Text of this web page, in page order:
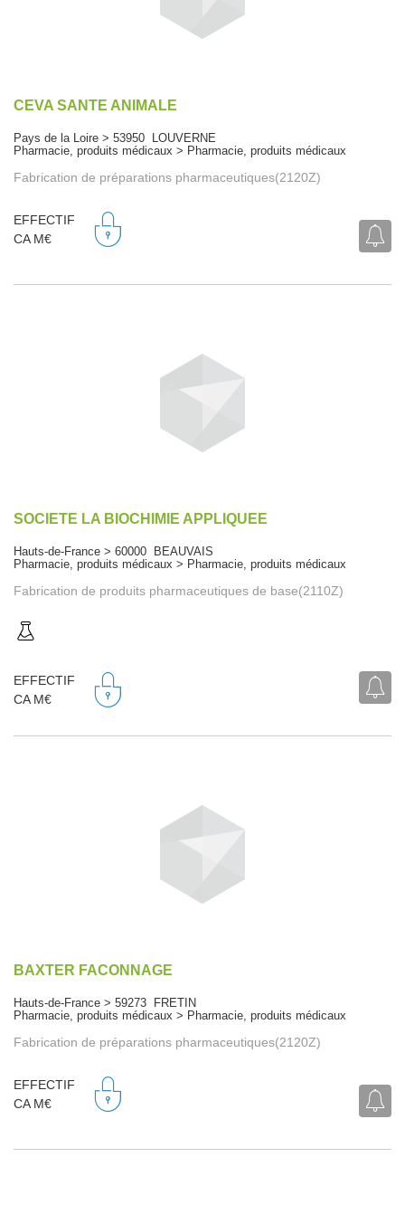
CEVA SANTE ANIMALE
Pays de la Loire > 53950 LOUVERNE
Pharmacie, produits médicaux > Pharmacie, produits médicaux
Fabrication de préparations pharmaceutiques(2120Z)
EFFECTIF
CA M€
SOCIETE LA BIOCHIMIE APPLIQUEE
Hauts-de-France > 60000 BEAUVAIS
Pharmacie, produits médicaux > Pharmacie, produits médicaux
Fabrication de produits pharmaceutiques de base(2110Z)
EFFECTIF
CA M€
BAXTER FACONNAGE
Hauts-de-France > 59273 FRETIN
Pharmacie, produits médicaux > Pharmacie, produits médicaux
Fabrication de préparations pharmaceutiques(2120Z)
EFFECTIF
CA M€